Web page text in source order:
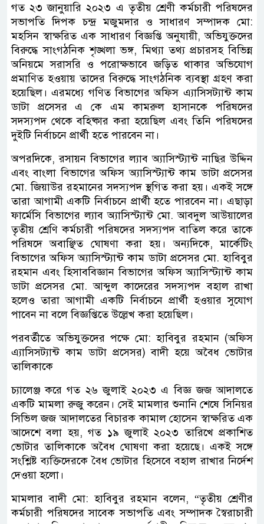
গত ২৩ জানুয়ারি ২০২৩ এ তৃতীয় শ্রেণী কর্মচারী পরিষদের
সভাপতি দিপক চন্দ্র মজুমদার ও সাধারণ সম্পাদক মো:
মহসিন স্বাক্ষরিত এক সাধারণ বিজ্ঞপ্তি অনুযায়ী, অভিযুক্তদের
বিরুদ্ধে সাংগঠনিক শৃঙ্খলা ভঙ্গ, মিথ্যা তথ্য প্রচারসহ বিভিন্ন
অনিয়মে সরাসরি ও পরোক্ষভাবে জড়িত থাকার অভিযোগ
প্রমাণিত হওয়ায় তাদের বিরুদ্ধে সাংগঠনিক ব্যবস্থা গ্রহণ করা
হয়েছিল। এরমধ্যে গণিত বিভাগের অফিস এ্যাসিসট্যান্ট কাম
ডাটা প্রসেসর এ কে এম কামরুল হাসানকে পরিষদের
সদস্যপদ থেকে বহিষ্কার করা হয়েছিল এবং তিনি পরিষদের
দুইটি নির্বাচনে প্রার্থী হতে পারবেন না।
অপরদিকে, রসায়ন বিভাগের ল্যাব অ্যাসিস্ট্যান্ট নাছির উদ্দিন
এবং বাংলা বিভাগের অফিস অ্যাসিস্ট্যান্ট কাম ডাটা প্রসেসর
মো. জিয়াউর রহমানের সদস্যপদ স্থগিত করা হয়। একই সঙ্গে
তারা আগামী একটি নির্বাচনে প্রার্থী হতে পারবেন না। এছাড়া
ফার্মেসি বিভাগের ল্যাব অ্যাসিস্ট্যান্ট মো. আবদুল আউয়ালের
তৃতীয় শ্রেণি কর্মচারী পরিষদের সদস্যপদ বাতিল করে তাকে
পরিষদে অবাঞ্ছিত ঘোষণা করা হয়। অন্যদিকে, মার্কেটিং
বিভাগের অফিস অ্যাসিস্ট্যান্ট কাম ডাটা প্রসেসর মো. হাবিবুর
রহমান এবং হিসাববিজ্ঞান বিভাগের অফিস অ্যাসিস্ট্যান্ট কাম
ডাটা প্রসেসর মো. আব্দুল কাদেরের সদস্যপদ বহাল রাখা
হলেও তারা আগামী একটি নির্বাচনে প্রার্থী হওয়ার সুযোগ
পাবেন না বলে বিজ্ঞপ্তিতে উল্লেখ করা হয়েছিল।
পরবর্তীতে অভিযুক্তদের পক্ষে মো: হাবিবুর রহমান (অফিস
এ্যাসিসট্যান্ট কাম ডাটা প্রসেসর) বাদী হয়ে অবৈধ ভোটার
তালিকাকে
চ্যালেঞ্জ করে গত ২৬ জুলাই ২০২৩ এ বিজ্ঞ জজ আদালতে
একটি মামলা রুজু করেন। সেই মামলার শুনানি শেষে সিনিয়র
সিভিল জজ আদালতের বিচারক কামাল হোসেন স্বাক্ষরিত এক
আদেশে বলা হয়, গত ১৯ জুলাই ২০২৩ তারিখে প্রকাশিত
ভোটার তালিকাকে অবৈধ ঘোষণা করা হয়েছে। একই সঙ্গে
সংশ্লিষ্ট ব্যক্তিদেরকে বৈধ ভোটার হিসেবে বহাল রাখার নির্দেশ
দেওয়া হলো।
মামলার বাদী মো: হাবিবুর রহমান বলেন, “তৃতীয় শ্রেণীর
কর্মচারী পরিষদের সাবেক সভাপতি এবং সম্পাদক স্বৈরাচারী